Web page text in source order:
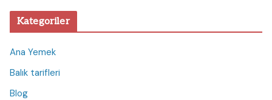
Kategoriler
Ana Yemek
Balık tarifleri
Blog